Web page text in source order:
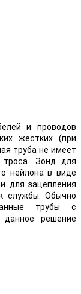
и проводов
жестких (при
труба не имеет
троса. Зонд для
нейлона в виде
для зацепления
службы. Обычно
трубы с
данное решение